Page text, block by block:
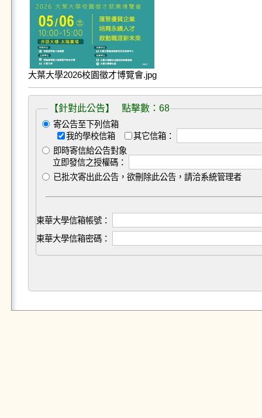
大葉大學2026校園徵才博覽會.jpg
【針對此公告】 點擊數：68
寄公告至下列信箱
我的學校信箱
其它信箱：
即時寄信給公告對象
立即發信之授權碼：
已批次寄出此公告，欲刪除此公告，請洽系統管理者
東華大學信箱帳號：
東華大學信箱密碼：